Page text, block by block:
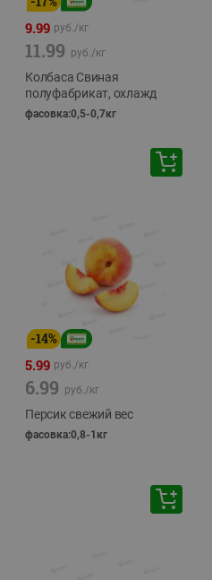
9.99 руб./кг
11.99 руб./кг
Колбаса Свиная
полуфабрикат, охлажд
фасовка:0,5-0,7кг
-14%
5.99 руб./кг
6.99 руб./кг
Персик свежий вес
фасовка:0,8-1кг